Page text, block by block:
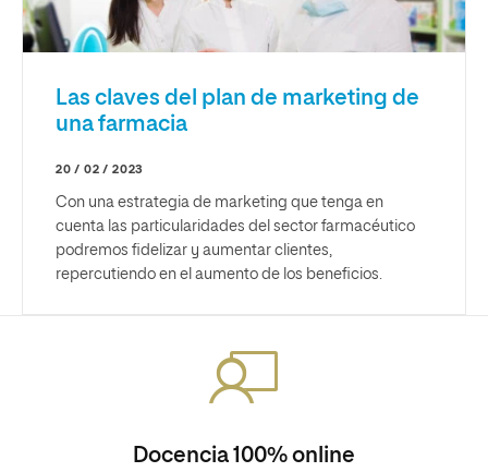
Las claves del plan de marketing de
una farmacia
20 / 02 / 2023
Con una estrategia de marketing que tenga en
cuenta las particularidades del sector farmacéutico
podremos fidelizar y aumentar clientes,
repercutiendo en el aumento de los beneficios.
Docencia 100% online